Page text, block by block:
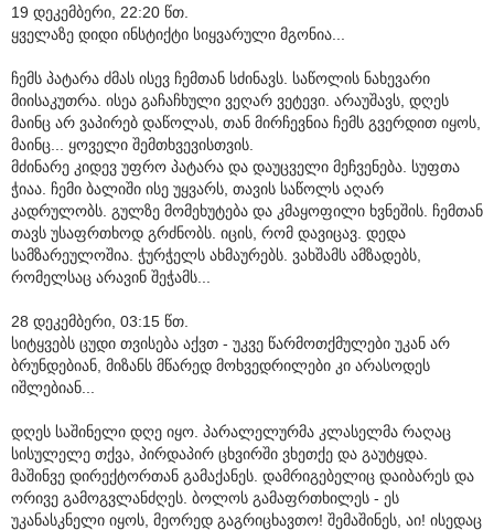
19 დეკემბერი, 22:20 წთ.
ყველაზე დიდი ინსტიქტი სიყვარული მგონია...
ჩემს პატარა ძმას ისევ ჩემთან სძინავს. საწოლის ნახევარი
მიისაკუთრა. ისეა გაჩაჩხული ვეღარ ვეტევი. არაუშავს, დღეს
მაინც არ ვაპირებ დაწოლას, თან მირჩევნია ჩემს გვერდით იყოს,
მაინც... ყოველი შემთხვევისთვის.
მძინარე კიდევ უფრო პატარა და დაუცველი მეჩვენება. სუფთა
ჭიაა. ჩემი ბალიში ისე უყვარს, თავის საწოლს აღარ
კადრულობს. გულზე მომეხუტება და კმაყოფილი ხვნეშის. ჩემთან
თავს უსაფრთხოდ გრძნობს. იცის, რომ დავიცავ. დედა
სამზარეულოშია. ჭურჭელს ახმაურებს. ვახშამს ამზადებს,
რომელსაც არავინ შეჭამს...
28 დეკემბერი, 03:15 წთ.
სიტყვებს ცუდი თვისება აქვთ - უკვე წარმოთქმულები უკან არ
ბრუნდებიან, მიზანს მწარედ მოხვედრილები კი არასოდეს
იშლებიან...
დღეს საშინელი დღე იყო. პარალელურმა კლასელმა რაღაც
სისულელე თქვა, პირდაპირ ცხვირში ვხეთქე და გაუტყდა.
მაშინვე დირექტორთან გამაქანეს. დამრიგებელიც დაიბარეს და
ორივე გამოგვლანძღეს. ბოლოს გამაფრთხილეს - ეს
უკანასკნელი იყოს, მეორედ გაგრიცხავთო! შემაშინეს, აი! ისედაც